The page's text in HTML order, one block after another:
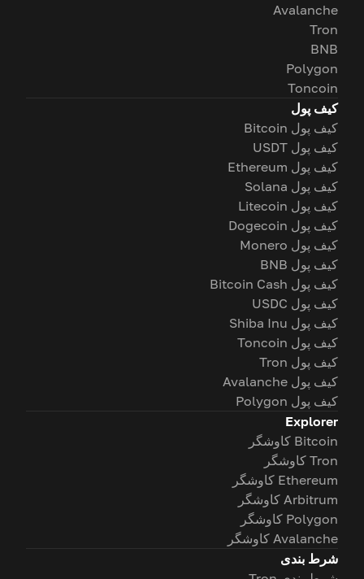
Avalanche
Tron
BNB
Polygon
Toncoin
کیف پول
کیف پول Bitcoin
کیف پول USDT
کیف پول Ethereum
کیف پول Solana
کیف پول Litecoin
کیف پول Dogecoin
کیف پول Monero
کیف پول BNB
کیف پول Bitcoin Cash
کیف پول USDC
کیف پول Shiba Inu
کیف پول Toncoin
کیف پول Tron
کیف پول Avalanche
کیف پول Polygon
Explorer
Bitcoin کاوشگر
Tron کاوشگر
Ethereum کاوشگر
Arbitrum کاوشگر
Polygon کاوشگر
Avalanche کاوشگر
شرط بندی